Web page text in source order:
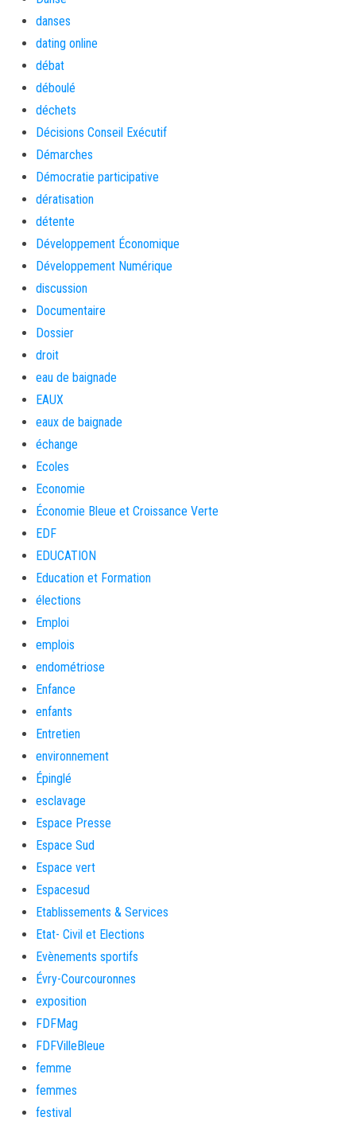
danses
dating online
débat
déboulé
déchets
Décisions Conseil Exécutif
Démarches
Démocratie participative
dératisation
détente
Développement Économique
Développement Numérique
discussion
Documentaire
Dossier
droit
eau de baignade
EAUX
eaux de baignade
échange
Ecoles
Economie
Économie Bleue et Croissance Verte
EDF
EDUCATION
Education et Formation
élections
Emploi
emplois
endométriose
Enfance
enfants
Entretien
environnement
Épinglé
esclavage
Espace Presse
Espace Sud
Espace vert
Espacesud
Etablissements & Services
Etat- Civil et Elections
Evènements sportifs
Évry-Courcouronnes
exposition
FDFMag
FDFVilleBleue
femme
femmes
festival